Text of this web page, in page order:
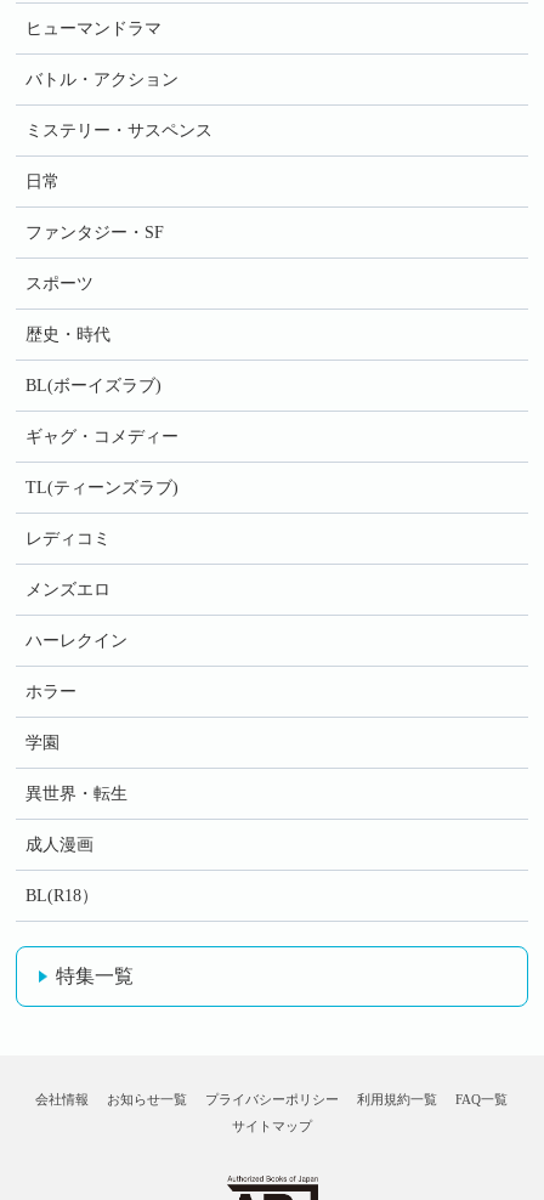
ヒューマンドラマ
バトル・アクション
ミステリー・サスペンス
日常
ファンタジー・SF
スポーツ
歴史・時代
BL(ボーイズラブ)
ギャグ・コメディー
TL(ティーンズラブ)
レディコミ
メンズエロ
ハーレクイン
ホラー
学園
異世界・転生
成人漫画
BL(R18）
特集一覧
会社情報 お知らせ一覧 プライバシーポリシー 利用規約一覧
FAQ一覧
サイトマップ